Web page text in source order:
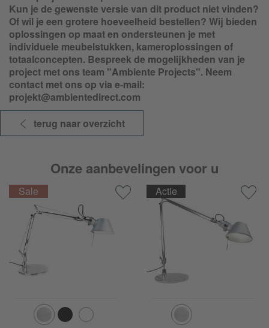
Kun je de gewenste versie van dit product niet vinden?
Of wil je een grotere hoeveelheid bestellen? Wij bieden
oplossingen op maat en ondersteunen je met
individuele meubelstukken, kameroplossingen of
totaalconcepten. Bespreek de mogelijkheden van je
project met ons team "Ambiente Projects". Neem
contact met ons op via e-mail:
projekt@ambientedirect.com
terug naar overzicht
Onze aanbevelingen voor u
Actie